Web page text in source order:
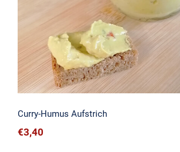
Curry-Humus Aufstrich
€3,40